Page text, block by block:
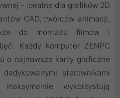
- idealne dla grafików 2D
CAD, twórców animacji,
do montażu filmów i
Każdy komputer ZENPC
o najnowsze karty graficzne
sterownikami
wykorzystują